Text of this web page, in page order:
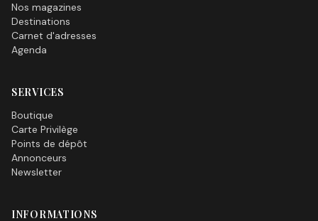
Nos magazines
Destinations
Carnet d'adresses
Agenda
SERVICES
Boutique
Carte Privilège
Points de dépôt
Annonceurs
Newsletter
INFORMATIONS